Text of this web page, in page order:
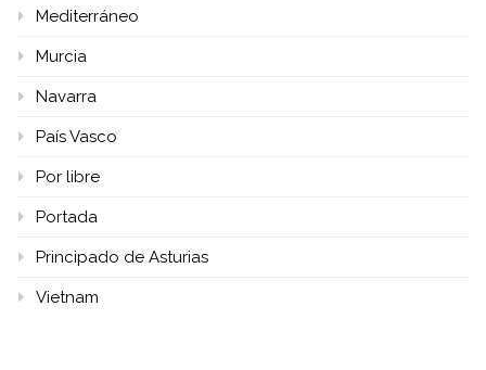
Mediterráneo
Murcia
Navarra
País Vasco
Por libre
Portada
Principado de Asturias
Vietnam